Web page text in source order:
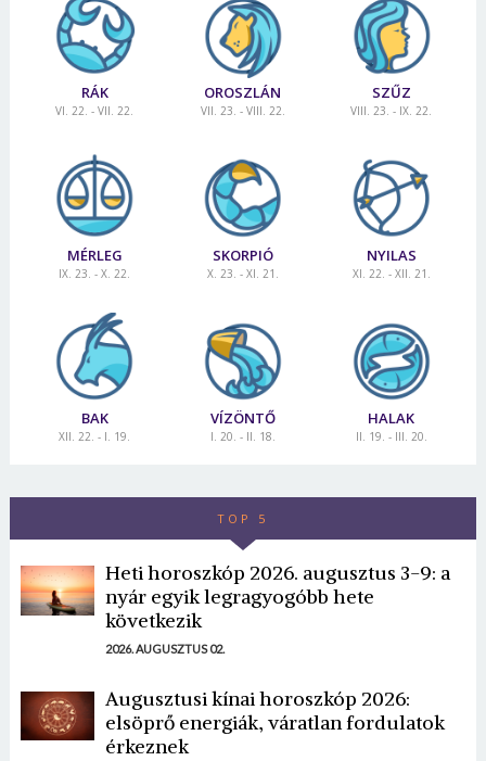
RÁK
VI. 22. - VII. 22.
OROSZLÁN
VII. 23. - VIII. 22.
SZŰZ
VIII. 23. - IX. 22.
MÉRLEG
IX. 23. - X. 22.
SKORPIÓ
X. 23. - XI. 21.
NYILAS
XI. 22. - XII. 21.
BAK
XII. 22. - I. 19.
VÍZÖNTŐ
I. 20. - II. 18.
HALAK
II. 19. - III. 20.
TOP 5
Heti horoszkóp 2026. augusztus 3-9: a
nyár egyik legragyogóbb hete
következik
2026. AUGUSZTUS 02.
Augusztusi kínai horoszkóp 2026:
elsöprő energiák, váratlan fordulatok
érkeznek